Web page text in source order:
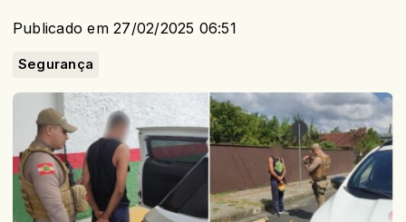
Publicado em 27/02/2025 06:51
Segurança